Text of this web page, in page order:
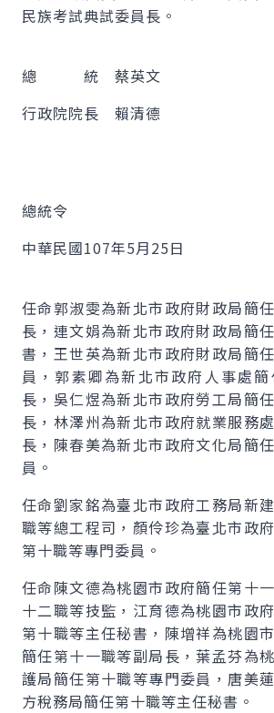
民族考試典試委員長。
總 統 蔡英文
行政院院長 賴清德
總統令
中華民國107年5月25日
任命郭淑雯為新北市政府財政局簡
長，連文娟為新北市政府財政局簡
書，王世英為新北市政府財政局簡
員，郭素卿為新北市政府人事處
長，吳仁煜為新北市政府勞工局簡
長，林澤州為新北市政府就業服務
長，陳春美為新北市政府文化局簡
員。
任命劉家銘為臺北市政府工務局新
職等總工程司，顏伶珍為臺北市政
第十職等專門委員。
任命陳文德為桃園市政府簡任第十
十二職等技監，江育德為桃園市政
第十職等主任秘書，陳增祥為桃園
簡任第十一職等副局長，葉孟芬為
護局簡任第十職等專門委員，唐美
方稅務局簡任第十職等主任秘書。